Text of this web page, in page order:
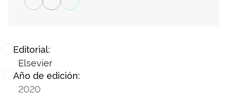
Editorial:
Elsevier
Año de edición:
2020